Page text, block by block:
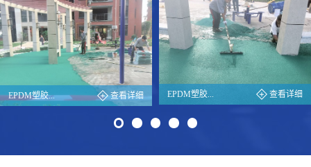
EPDM塑胶... 查看详细 EPDM塑胶... 查看详细